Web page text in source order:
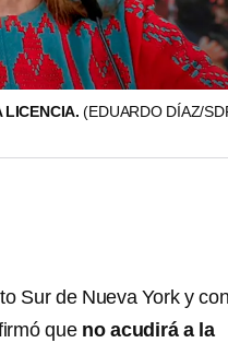
LICENCIA.(EDUARDO DÍAZ/
Sur de Nueva York y
que no acudirá a la